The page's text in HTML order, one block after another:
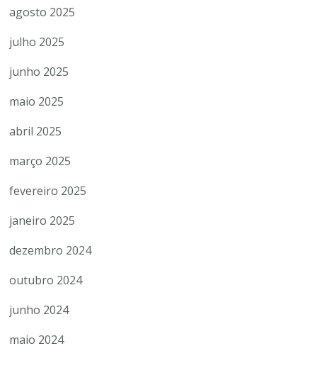
agosto 2025
julho 2025
junho 2025
maio 2025
abril 2025
março 2025
fevereiro 2025
janeiro 2025
dezembro 2024
outubro 2024
junho 2024
maio 2024